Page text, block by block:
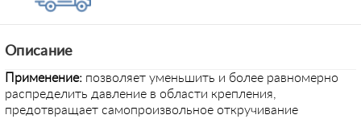
Описание
Применение: позволяет уменьшить и более равномерно
распределить давление в области крепления,
предотвращает самопроизвольное откручивание